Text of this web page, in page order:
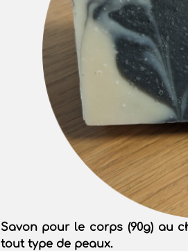
Savon pour le corps (90g) au
tout type de peaux.